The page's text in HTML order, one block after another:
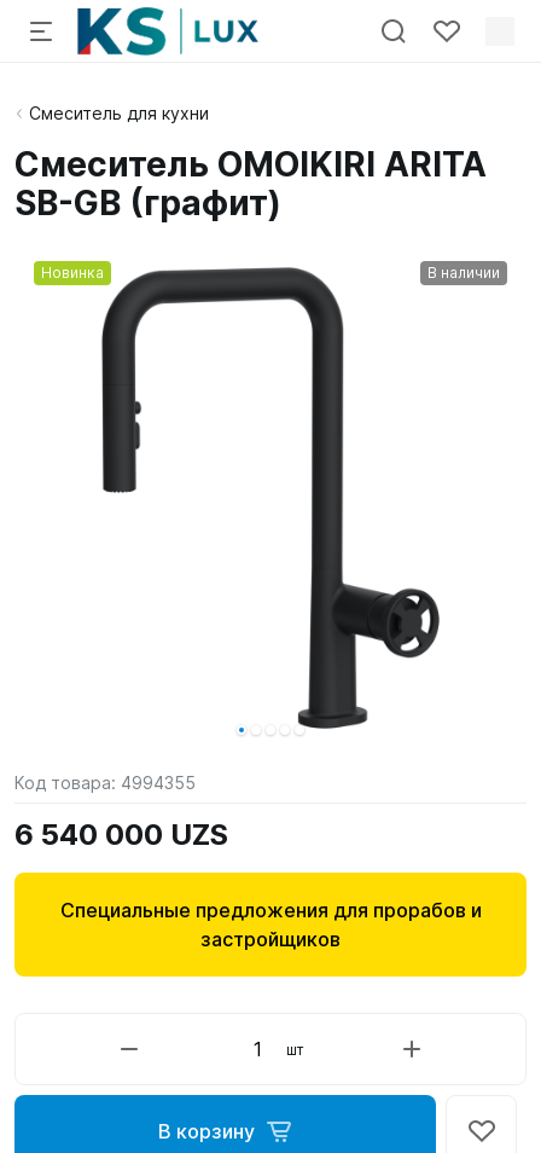
Смеситель для кухни
Смеситель OMOIKIRI ARITA
SB-GB (графит)
Новинка В наличии
Код товара: 4994355
6 540 000 UZS
Специальные предложения для прорабов и
застройщиков
шт
В корзину